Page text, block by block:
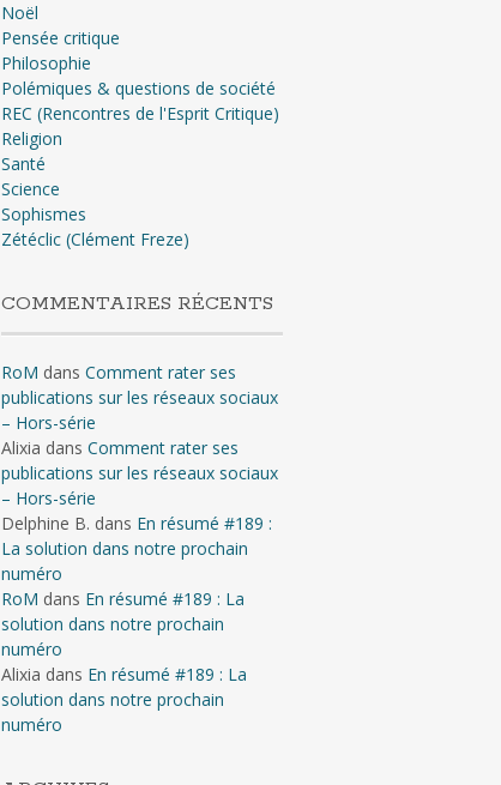
Noël
Pensée critique
Philosophie
Polémiques & questions de société
REC (Rencontres de l'Esprit Critique)
Religion
Santé
Science
Sophismes
Zétéclic (Clément Freze)
COMMENTAIRES RÉCENTS
RoM dans Comment rater ses
publications sur les réseaux sociaux
– Hors-série
Alixia dans Comment rater ses
publications sur les réseaux sociaux
– Hors-série
Delphine B. dans En résumé #189 :
La solution dans notre prochain
numéro
RoM dans En résumé #189 : La
solution dans notre prochain
numéro
Alixia dans En résumé #189 : La
solution dans notre prochain
numéro